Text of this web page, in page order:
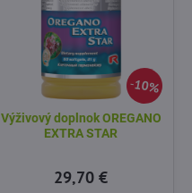
10%
Výživový doplnok OREGANO
EXTRA STAR
29,70 €